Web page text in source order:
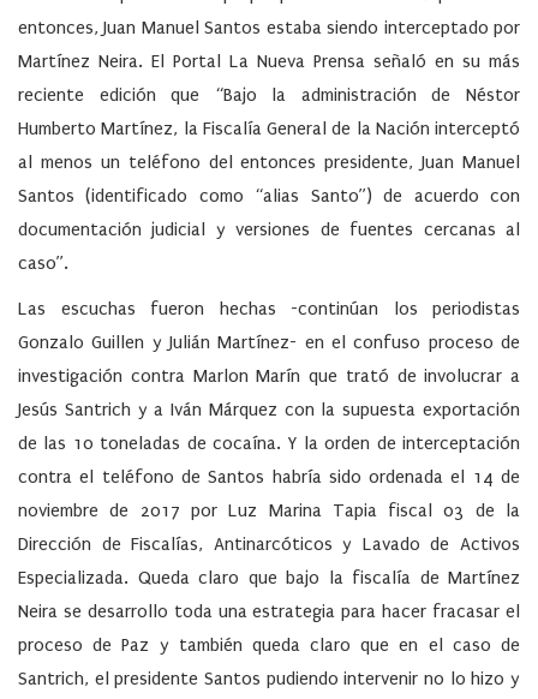
entonces, Juan Manuel Santos estaba siendo interceptado por
Martínez Neira. El Portal La Nueva Prensa señaló en su más
reciente edición que “Bajo la administración de Néstor
Humberto Martínez, la Fiscalía General de la Nación interceptó
al menos un teléfono del entonces presidente, Juan Manuel
Santos (identificado como “alias Santo”) de acuerdo con
documentación judicial y versiones de fuentes cercanas al
caso”.
Las escuchas fueron hechas -continúan los periodistas
Gonzalo Guillen y Julián Martínez- en el confuso proceso de
investigación contra Marlon Marín que trató de involucrar a
Jesús Santrich y a Iván Márquez con la supuesta exportación
de las 10 toneladas de cocaína. Y la orden de interceptación
contra el teléfono de Santos habría sido ordenada el 14 de
noviembre de 2017 por Luz Marina Tapia fiscal 03 de la
Dirección de Fiscalías, Antinarcóticos y Lavado de Activos
Especializada. Queda claro que bajo la fiscalía de Martínez
Neira se desarrollo toda una estrategia para hacer fracasar el
proceso de Paz y también queda claro que en el caso de
Santrich, el presidente Santos pudiendo intervenir no lo hizo y